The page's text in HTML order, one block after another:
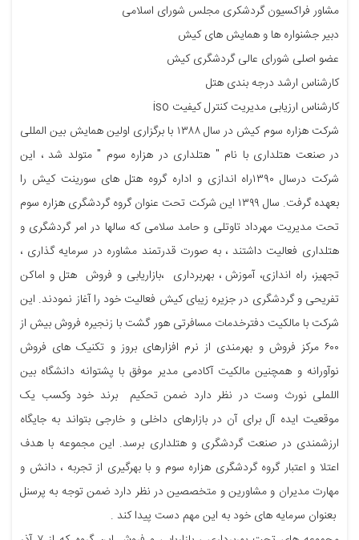
مشاور فراکسیون گردشکری مجلس شورای اسلامی
دبیر جشنواره ها و همایش های کیش
عضو اصلی شورای عالی گردشگری کیش
کارشناس ارشد درجه بندی هتل
کارشناس ارزیابی مدیریت کنترل کیفیت iso
شرکت هزاره سوم کیش در سال ۱۳۸۸ با برگزاری اولین همایش بین المللی
در صنعت هتلداری با نام " هتلداری در هزاره سوم " متولد شد ، این
شرکت درسال ۱۳۹۰راه اندازی و اداره گروه هتل های سورینت کیش را
بعهده گرفت. سال ۱۳۹۹ این شرکت تحت عنوان گروه گردشگری هزاره سوم
تحت مدیریت مهرداد تاوتلی و حامد سلامی که سالها در امر گردشگری و
هتلداری فعالیت داشتند ، به صورت قدرتمند مشاوره در سرمایه گذاری ،
تجهیز، راه اندازی، آموزش ، بهربرداری ،بازاریابی و فروش هتل و اماکن
تفریحی و گردشگری در جزیره زیبای کیش فعالیت خود را آغاز نمودند. این
شرکت با مالکیت دفترخدمات مسافرتی هور گشت با زنجیره فروش بیش از
۶۰۰ مرکز فروش و بهرمندی از نرم افزارهای بروز و تکنیک های فروش
نوآورانه و همچنین مالکیت آکادمی مدیر موفق با پشتوانه دانشگاه بین
اللملی نورث وست در نظر دارد ضمن تحکیم برند خود وکسب یک
موقعیت ایده آل برای آن در بازارهای داخلی و خارجی بتواند به جایگاه
ارزشمندی در صنعت گردشگری و هتلداری برسد. این مجموعه با هدف
اعتلا و اعتبار گروه گردشگری هزاره سوم و با بهرگیری از تجربه ، دانش و
مهارت مدیران و مشاورین و متخصصین در نظر دارد ضمن توجه به پرسنل
بعنوان سرمایه های خود به این مهم دست پیدا کند .